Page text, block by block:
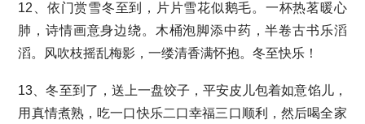
12、依门赏雪冬至到，片片雪花似鹅毛。一杯热茗暖心
肺，诗情画意身边绕。木桶泡脚添中药，半卷古书乐滔
滔。风吹枝摇乱梅影，一缕清香满怀抱。冬至快乐！
13、冬至到了，送上一盘饺子，平安皮儿包着如意馅儿，
用真情煮熟，吃一口快乐二口幸福三口顺利，然后喝全家